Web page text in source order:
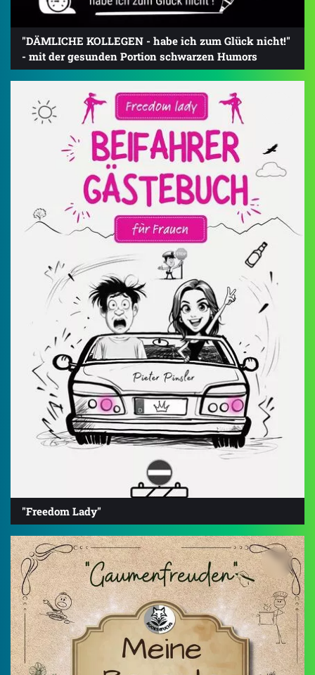
"DÄMLICHE KOLLEGEN - habe ich zum Glück nicht!"
- mit der gesunden Portion schwarzen Humors
"Freedom Lady"